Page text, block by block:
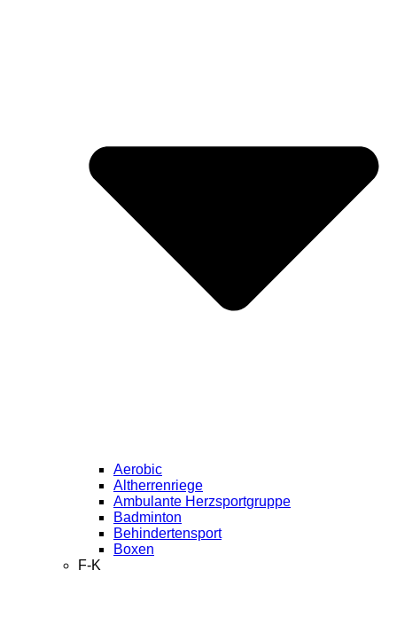
Aerobic
Altherrenriege
Ambulante Herzsportgruppe
Badminton
Behindertensport
Boxen
F-K